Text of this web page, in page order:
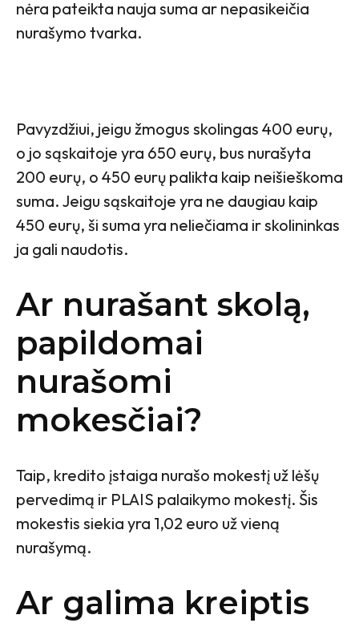
nėra pateikta nauja suma ar nepasikeičia
nurašymo tvarka.
Pavyzdžiui, jeigu žmogus skolingas 400 eurų,
o jo sąskaitoje yra 650 eurų, bus nurašyta
200 eurų, o 450 eurų palikta kaip neišieškoma
suma. Jeigu sąskaitoje yra ne daugiau kaip
450 eurų, ši suma yra neliečiama ir skolininkas
ja gali naudotis.
Ar nurašant skolą,
papildomai
nurašomi
mokesčiai?
Taip, kredito įstaiga nurašo mokestį už lėšų
pervedimą ir PLAIS palaikymo mokestį. Šis
mokestis siekia yra 1,02 euro už vieną
nurašymą.
Ar galima kreiptis